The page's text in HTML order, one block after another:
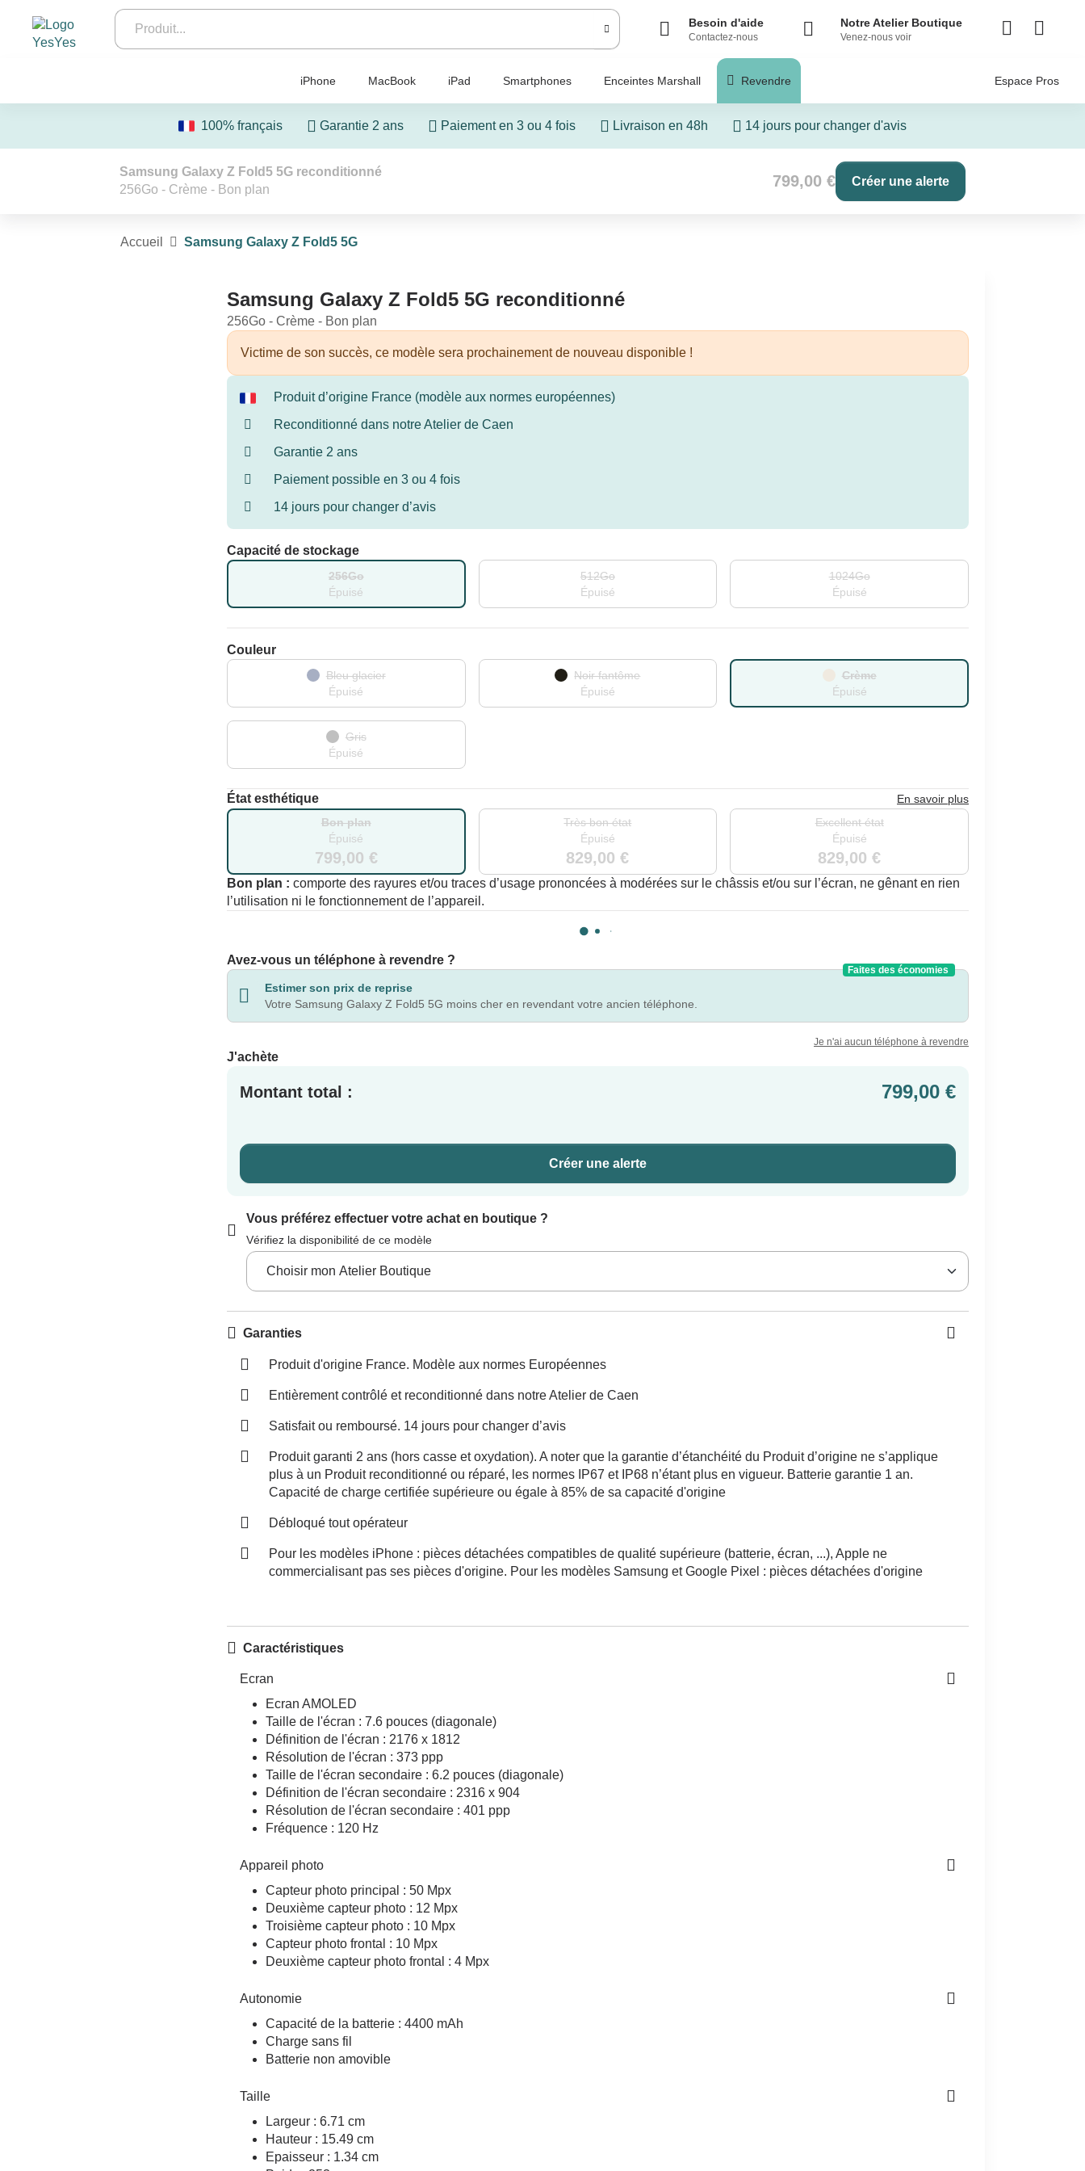
Besoin d'aide
Contactez-nous
Notre Atelier Boutique
Venez-nous voir
iPhone MacBook iPad Smartphones Enceintes Marshall Revendre Espace Pros
100% français Garantie 2 ans Paiement en 3 ou 4 fois Livraison en 48h 14 jours pour changer d'avis
Samsung Galaxy Z Fold5 5G reconditionné
256Go - Crème - Bon plan
799,00 € Créer une alerte
Accueil Samsung Galaxy Z Fold5 5G
Samsung Galaxy Z Fold5 5G reconditionné
256Go - Crème - Bon plan
Victime de son succès, ce modèle sera prochainement de nouveau disponible !
Produit d’origine France (modèle aux normes européennes)
Reconditionné dans notre Atelier de Caen
Garantie 2 ans
Paiement possible en 3 ou 4 fois
14 jours pour changer d’avis
Capacité de stockage
256Go
Épuisé
512Go
Épuisé
1024Go
Épuisé
Couleur
Bleu glacier
Épuisé
Noir fantôme
Épuisé
Crème
Épuisé
Gris
Épuisé
État esthétique
En savoir plus
Bon plan
Épuisé
799,00 €
Très bon état
Épuisé
829,00 €
Excellent état
Épuisé
829,00 €
Bon plan : comporte des rayures et/ou traces d’usage prononcées à modérées sur le châssis et/ou sur l’écran, ne gênant en rien
l’utilisation ni le fonctionnement de l’appareil.
Avez-vous un téléphone à revendre ?
Estimer son prix de reprise
Votre Samsung Galaxy Z Fold5 5G moins cher en revendant votre ancien téléphone.
Faites des économies
Je n'ai aucun téléphone à revendre
J'achète
Montant total : 799,00 €
Créer une alerte
Vous préférez effectuer votre achat en boutique ?
Vérifiez la disponibilité de ce modèle
Garanties
Produit d'origine France. Modèle aux normes Européennes
Entièrement contrôlé et reconditionné dans notre Atelier de Caen
Satisfait ou remboursé. 14 jours pour changer d’avis
Produit garanti 2 ans (hors casse et oxydation). A noter que la garantie d’étanchéité du Produit d’origine ne s’applique
plus à un Produit reconditionné ou réparé, les normes IP67 et IP68 n’étant plus en vigueur. Batterie garantie 1 an.
Capacité de charge certifiée supérieure ou égale à 85% de sa capacité d'origine
Débloqué tout opérateur
Pour les modèles iPhone : pièces détachées compatibles de qualité supérieure (batterie, écran, ...), Apple ne
commercialisant pas ses pièces d'origine. Pour les modèles Samsung et Google Pixel : pièces détachées d'origine
Caractéristiques
Ecran
Ecran AMOLED
Taille de l'écran : 7.6 pouces (diagonale)
Définition de l'écran : 2176 x 1812
Résolution de l'écran : 373 ppp
Taille de l'écran secondaire : 6.2 pouces (diagonale)
Définition de l'écran secondaire : 2316 x 904
Résolution de l'écran secondaire : 401 ppp
Fréquence : 120 Hz
Appareil photo
Capteur photo principal : 50 Mpx
Deuxième capteur photo : 12 Mpx
Troisième capteur photo : 10 Mpx
Capteur photo frontal : 10 Mpx
Deuxième capteur photo frontal : 4 Mpx
Autonomie
Capacité de la batterie : 4400 mAh
Charge sans fil
Batterie non amovible
Taille
Largeur : 6.71 cm
Hauteur : 15.49 cm
Epaisseur : 1.34 cm